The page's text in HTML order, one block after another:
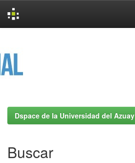
Dspace de la Universidad del Azuay
Buscar